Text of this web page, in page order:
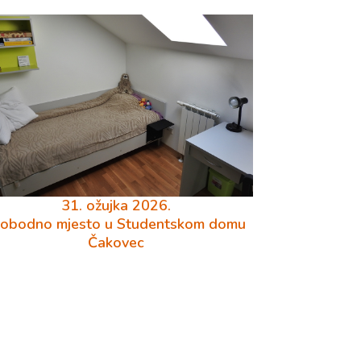
31. ožujka 2026.
mjesto u Studentskom domu
Čakovec